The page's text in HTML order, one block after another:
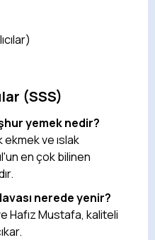
(SSS)
yemek nedir?
ekmek ve ıslak
en çok bilinen
nerede yenir?
Hafız Mustafa, kaliteli